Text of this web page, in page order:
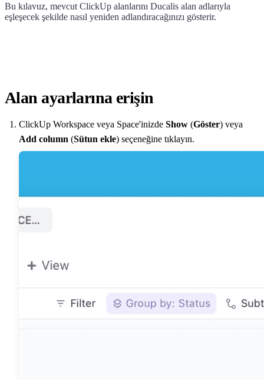
Bu kılavuz, mevcut ClickUp alanlarını Ducalis alan adlarıyla
eşleşecek şekilde nasıl yeniden adlandıracağınızı gösterir.
Alan ayarlarına erişin
ClickUp Workspace veya Space'inizde Show (Göster) veya
Add column (Sütun ekle) seçeneğine tıklayın.